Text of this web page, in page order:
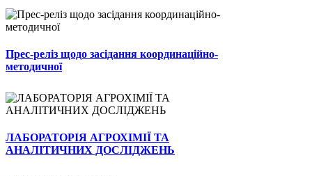
Прес-реліз щодо засідання координаційно-
методичної
ЛАБОРАТОРІЯ АГРОХІМІЇ ТА
АНАЛІТИЧНИХ ДОСЛІДЖЕНЬ